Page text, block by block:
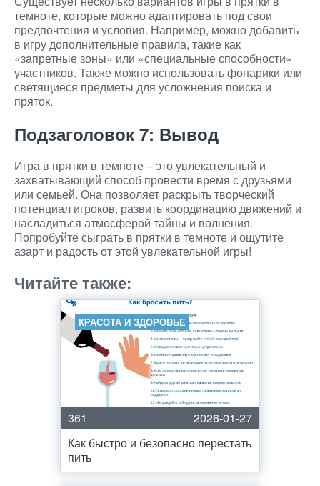
темноте, которые можно адаптировать под свои
предпочтения и условия. Например, можно добавить
в игру дополнительные правила, такие как
«запретные зоны» или «специальные способности»
участников. Также можно использовать фонарики или
светящиеся предметы для усложнения поиска и
пряток.
Подзаголовок 7: Вывод
Игра в прятки в темноте – это увлекательный и
захватывающий способ провести время с друзьями
или семьей. Она позволяет раскрыть творческий
потенциал игроков, развить координацию движений и
насладиться атмосферой тайны и волнения.
Попробуйте сыграть в прятки в темноте и ощутите
азарт и радость от этой увлекательной игры!
Читайте также:
КРАСОТА И ЗДОРОВЬЕ
361
2026-01-27
Как быстро и безопасно перестать
пить